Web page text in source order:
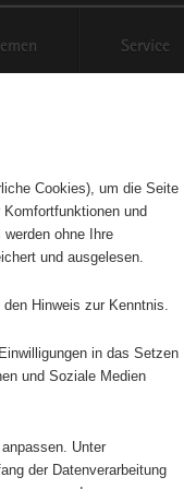
Service
Nach Postleitzahl
Cookies), um die Seite
und
ohne Ihre
und ausgelesen.
Hinweis zur Kenntnis.
in das Setzen
und Soziale Medien
Unter
der Datenverarbeitung